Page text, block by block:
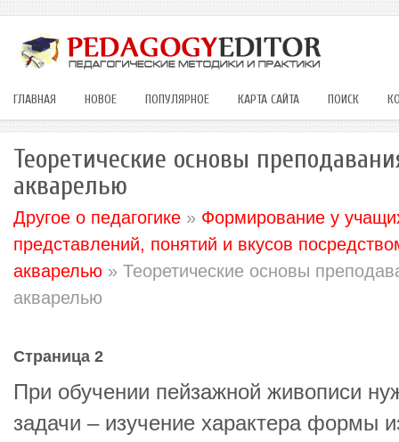
ГЛАВНАЯ НОВОЕ ПОПУЛЯРНОЕ КАРТА САЙТА ПОИСК
Теоретические основы
акварелью
Другое о педагогике » Формирование у
представлений, понятий и вкусов
акварелью » Теоретические основы
акварелью
Страница 2
При обучении пейзажной живописи
задачи – изучение характера формы